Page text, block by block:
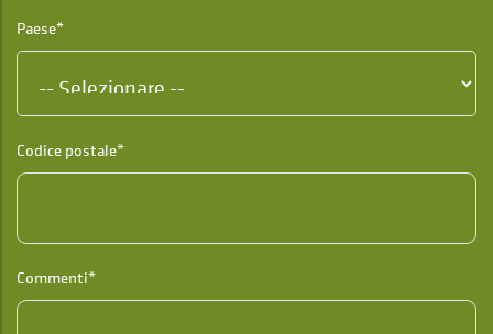
Paese*
Codice postale*
Commenti*